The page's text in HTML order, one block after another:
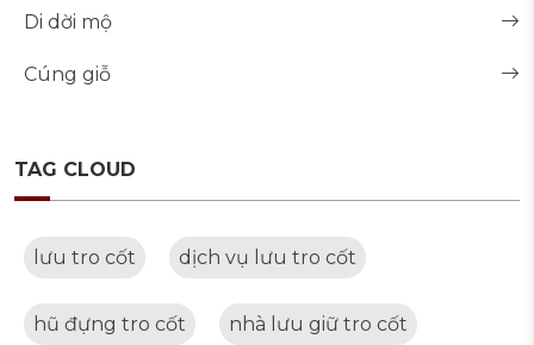
Di dời mộ
Cúng giỗ
TAG CLOUD
lưu tro cốt dịch vụ lưu tro cốt
hũ đựng tro cốt nhà lưu giữ tro cốt